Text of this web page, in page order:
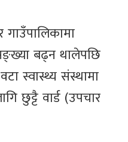
गाउँपालिकामा
बढ्न थालेपछि
स्वास्थ्य संस्थामा
छुट्टै वार्ड (उपचार